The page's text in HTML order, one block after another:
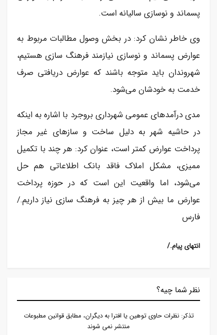
پسماند و نوسازی سالیانه است.
وی خاطر نشان کرد: در بخش وصول مطالبات مربوط به
عوارض پسماند و نوسازی نیازمند فرهنگ سازی هستیم،
شهروندان باید متوجه باشند که عوارض دریافتی صرف
خدمت به خودشان می‌شود.
مدی درآمدهای عمومی شهرداری بروجرد با اشاره به اینکه
در حاشیه شهر به دلیل ساخت و سازهای غیر مجاز
پرداخت عوارض کمتر است، عنوان کرد: هر چند با تکمیل
ممیزی، مشکل املاک فاقد بانک اطلاعاتی هم حل
می‌شود، اما واقعیت این است که در حوزه پرداخت
عوارض ما بیش از هر چیز به فرهنگ سازی نیاز داریم./
فارس
/.انتهای پیام
نظر شما چیه؟
تذكر: نظرات حاوی توهين يا افترا به ديگران، مطابق قوانين مطبوعات
منتشر نمی شوند